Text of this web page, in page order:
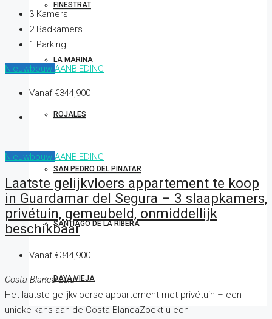
FINESTRAT
LA MARINA
ROJALES
SAN PEDRO DEL PINATAR
SANTIAGO DE LA RIBERA
DAYA VIEJA
3 Kamers
2 Badkamers
1 Parking
Nieuwbouw AANBIEDING
Vanaf€344,900
Nieuwbouw AANBIEDING
Laatste gelijkvloers appartement te koop
in Guardamar del Segura – 3 slaapkamers,
privétuin, gemeubeld, onmiddellijk
beschikbaar
Vanaf€344,900
Costa Blanca zuid
Het laatste gelijkvloerse appartement met privétuin – een
unieke kans aan de Costa BlancaZoekt u een